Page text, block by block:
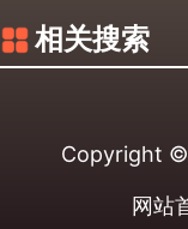
相关搜索
Copyright
网站